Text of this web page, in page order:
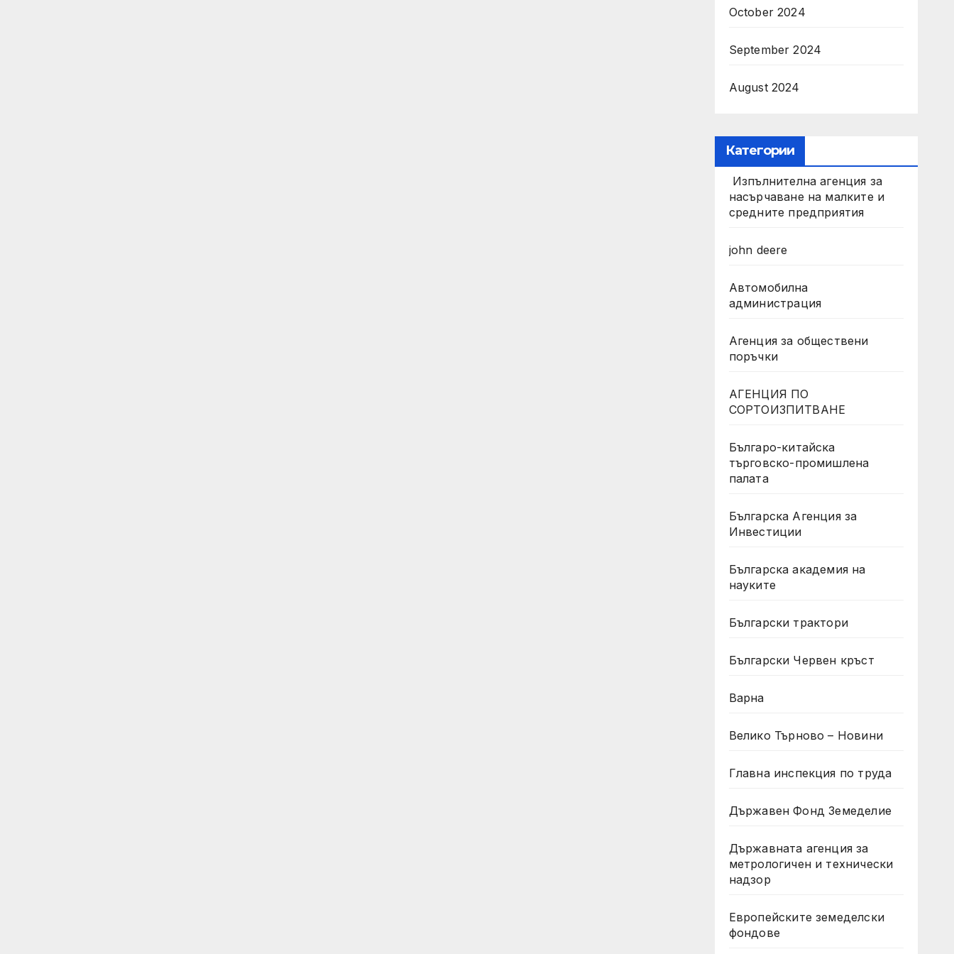
October 2024
September 2024
August 2024
Категории
Изпълнителна агенция за
насърчаване на малките и
средните предприятия
john deere
Автомобилна
администрация
Агенция за обществени
поръчки
АГЕНЦИЯ ПО
СОРТОИЗПИТВАНЕ
Българо-китайска
търговско-промишлена
палата
Българска Агенция за
Инвестиции
Българска академия на
науките
Български трактори
Български Червен кръст
Варна
Велико Търново – Новини
Главна инспекция по труда
Държавен Фонд Земеделие
Държавната агенция за
метрологичен и технически
надзор
Европейските земеделски
фондове